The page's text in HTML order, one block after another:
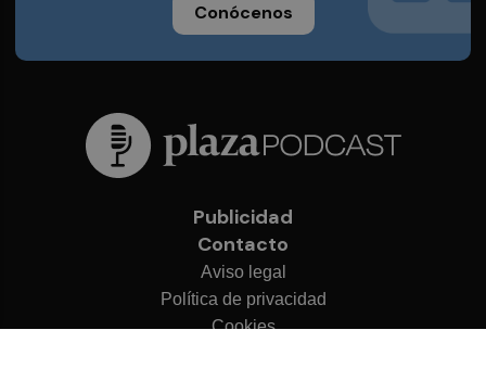
Conócenos
Publicidad
Contacto
Aviso legal
Política de privacidad
Cookies